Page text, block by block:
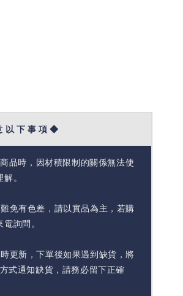
以 下 事 項 ◆
品時，因材積限制的關係無法使
。
免有色差，請以實品為主，若購
詢問。
更新，下單後如果遇到缺貨，將
式通知缺貨，請務必留下正確